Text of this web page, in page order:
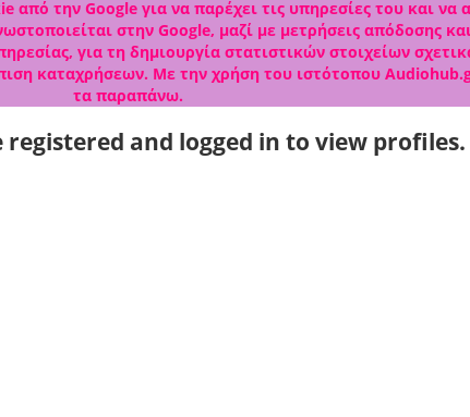
από την Google για να παρέχει τις υπηρεσίες του και να
στην Google, μαζί με μετρήσεις απόδοσης
για τη δημιουργία στατιστικών στοιχείων
καταχρήσεων. Με την χρήση του ιστότοπου
τα παραπάνω.
and logged in to view profiles.